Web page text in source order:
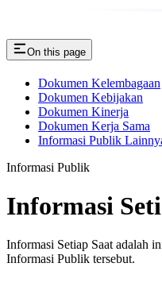
On this page
Dokumen Kelembagaan
Dokumen Kebijakan
Dokumen Kinerja
Dokumen Kerja Sama
Informasi Publik
Informasi Publik
Informasi
Informasi Setiap Saat adalah
Informasi Publik tersebut.